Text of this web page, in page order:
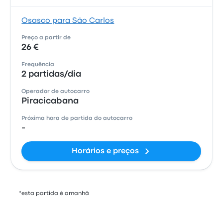
Osasco para São Carlos
Preço a partir de
26 €
Frequência
2 partidas/dia
Operador de autocarro
Piracicabana
Próxima hora de partida do autocarro
-
Horários e preços
*esta partida é amanhã